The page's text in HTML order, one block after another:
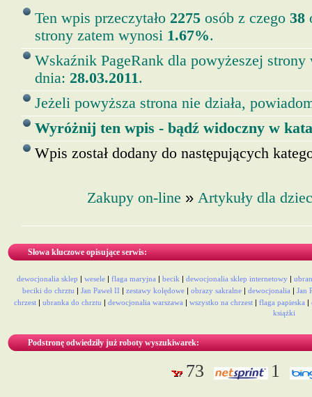
Ten wpis przeczytało 2275 osób z czego 38
strony zatem wynosi 1.67%.
Wskaźnik PageRank dla powyżeszej strony
dnia: 28.03.2011.
Jeżeli powyższa strona nie działa,
Wyróżnij ten wpis - bądź widoczny w
Wpis został dodany do następujących
Zakupy on-line » Artykuły dla
Słowa kluczowe opisujące serwis:
dewocjonalia sklep | wesele | flaga maryjna | becik | dewocjonalia sklep internetowy |
beciki do chrztu |Jan Paweł II |zestawy kolędowe |obrazy sakralne |dewocjonalia |Jan
chrzest |ubranka do chrztu |dewocjonalia warszawa |wszystko na chrzest |flaga papieska |
książki
Podstronę odwiedziły już roboty wyszukiwarek:
73 1